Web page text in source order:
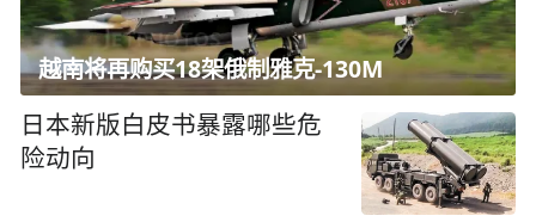
越南将再购买18架俄制雅克-130M
日本新版白皮书暴露哪些危
险动向